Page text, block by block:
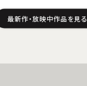
最新作・放映中作品を見る